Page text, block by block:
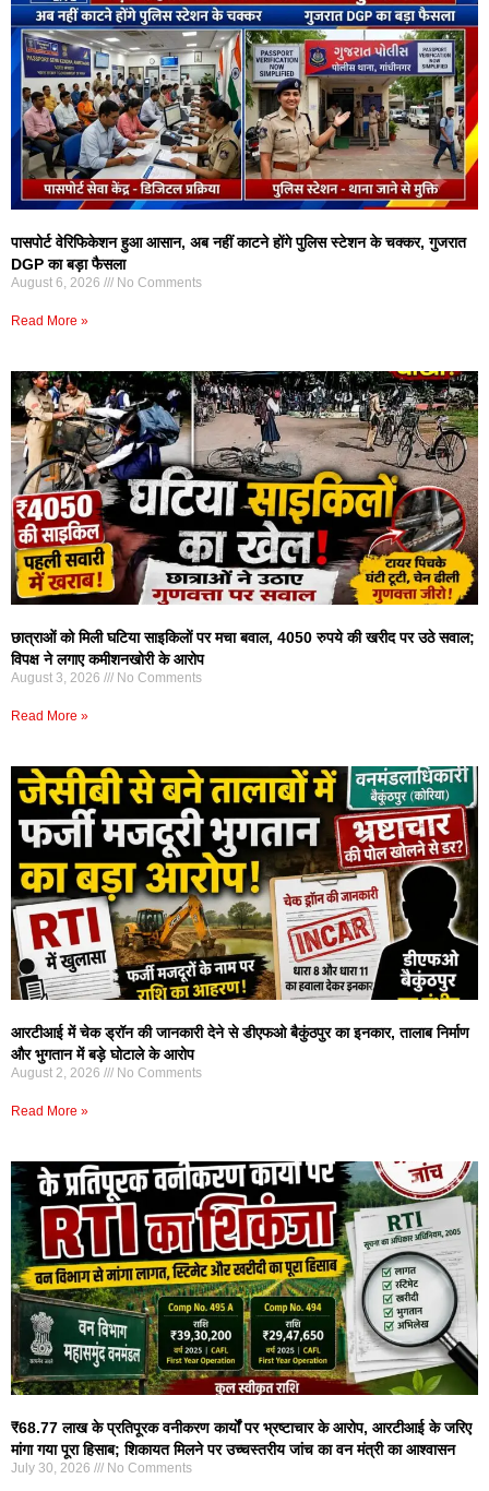
पासपोर्ट वेरिफिकेशन हुआ आसान, अब नहीं काटने होंगे पुलिस स्टेशन के चक्कर, गुजरात
DGP का बड़ा फैसला
August 6, 2026 No Comments
Read More »
छात्राओं को मिली घटिया साइकिलों पर मचा बवाल, 4050 रुपये की खरीद पर उठे सवाल;
विपक्ष ने लगाए कमीशनखोरी के आरोप
August 3, 2026 No Comments
Read More »
आरटीआई में चेक ड्रॉन की जानकारी देने से डीएफओ बैकुंठपुर का इनकार, तालाब निर्माण
और भुगतान में बड़े घोटाले के आरोप
August 2, 2026 No Comments
Read More »
₹68.77 लाख के प्रतिपूरक वनीकरण कार्यों पर भ्रष्टाचार के आरोप, आरटीआई के जरिए
मांगा गया पूरा हिसाब; शिकायत मिलने पर उच्चस्तरीय जांच का वन मंत्री का आश्वासन
July 30, 2026 No Comments